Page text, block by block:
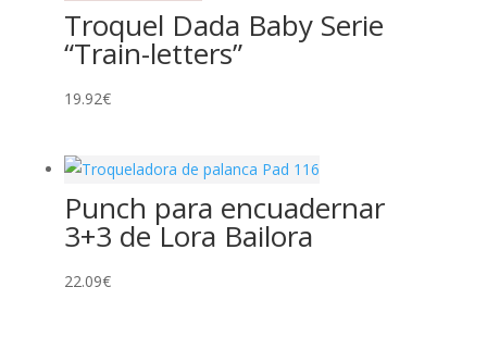
Troquel Dada Baby Serie
“Train-letters”
19.92€
Punch para encuadernar
3+3 de Lora Bailora
22.09€